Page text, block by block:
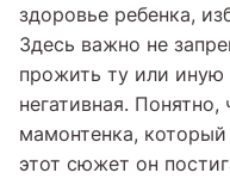
здоровье ребенка,
Здесь важно не
прожить ту или
негативная.
мамонтенка,
этот сюжет он